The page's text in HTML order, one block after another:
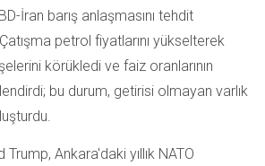
İran barış anlaşmasını tehdit
petrol fiyatlarını yükselterek
körükledi ve faiz oranlarının
bu durum, getirisi olmayan varlık
Trump, Ankara'daki yıllık NATO